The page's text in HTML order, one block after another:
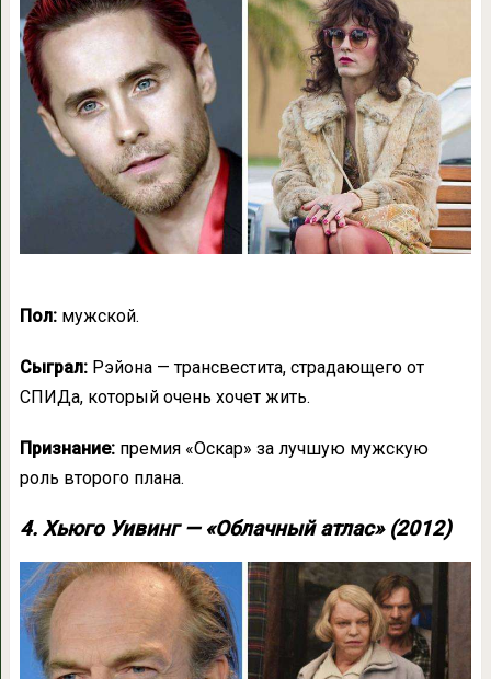
Пол:мужской.
Сыграл:Рэйона — трансвестита, страдающего от
СПИДа, который очень хочет жить.
Признание: премия «Оскар» за лучшую мужскую
роль второго плана.
4. Хьюго Уивинг — «Облачный атлас» (2012)